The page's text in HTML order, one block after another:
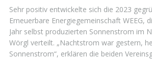
Sehr positiv entwickelte sich die 2023
Erneuerbare Energiegemeinschaft WEEG,
Jahr selbst produzierten Sonnenstrom im
Wörgl verteilt. „Nachtstrom war gestern,
Sonnenstrom“, erklären die beiden